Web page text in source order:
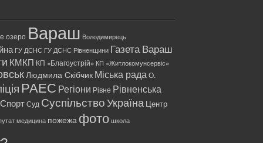
озеро Вараш Володимирець
ГУ ДСНС ГУ ДСНС Рівненщини Газета Вараш
КМКП КП «Благоустрій» КП «Житлокомунсервіс»
Людмила Скібчик Міська рада О.
РАЕС Регіони Рівне Рівненська
Спорт Суд Суспільство Україна
Центр
медицина пожежа фото школа